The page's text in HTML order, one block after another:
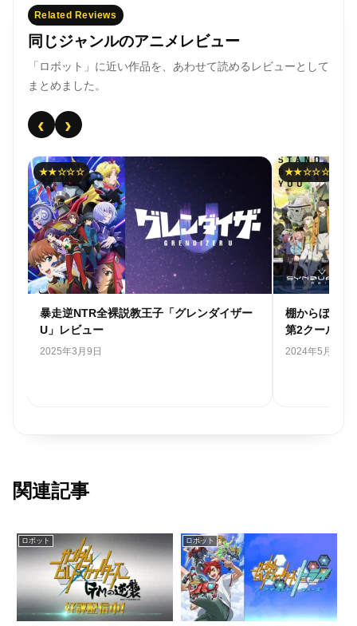
Related Reviews
同じジャンルのアニメレビュー
「ロボット」に近い作品を、あわせて読めるレビューとして
まとめました。
‹ ›
★★☆☆☆
棚からぼた餅な主人公「SYNDUALITY Noir
第2クール」レビュー
2024年5月22日
★★★★☆
濃厚濃密、こ
「勇気爆発バ
2024年5月20日
関連記事
ロボット ロボット